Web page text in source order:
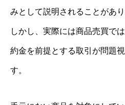
みとして説明されることがあり
しかし、実際には商品売買で
約金を前提とする取引が問題
す。